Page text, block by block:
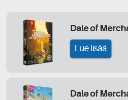
Dale of
Lue lisää
Dale of